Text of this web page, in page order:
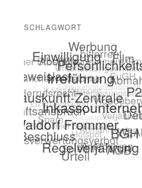
SCHLAGWORT